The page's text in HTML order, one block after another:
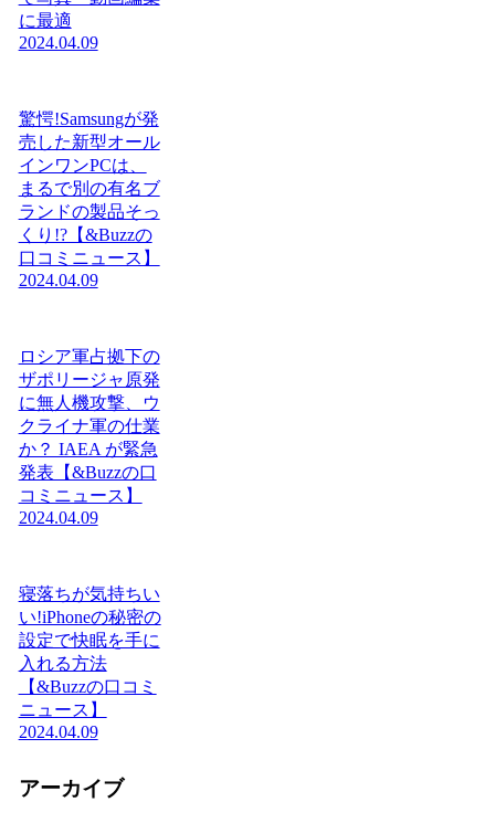
に最適
2024.04.09
驚愕!Samsungが発
売した新型オール
インワンPCは、
まるで別の有名ブ
ランドの製品そっ
くり!?【&Buzzの
口コミニュース】
2024.04.09
ロシア軍占拠下の
ザポリージャ原発
に無人機攻撃、ウ
クライナ軍の仕業
か？ IAEA が緊急
発表【&Buzzの口
コミニュース】
2024.04.09
寝落ちが気持ちい
い!iPhoneの秘密の
設定で快眠を手に
入れる方法
【&Buzzの口コミ
ニュース】
2024.04.09
アーカイブ